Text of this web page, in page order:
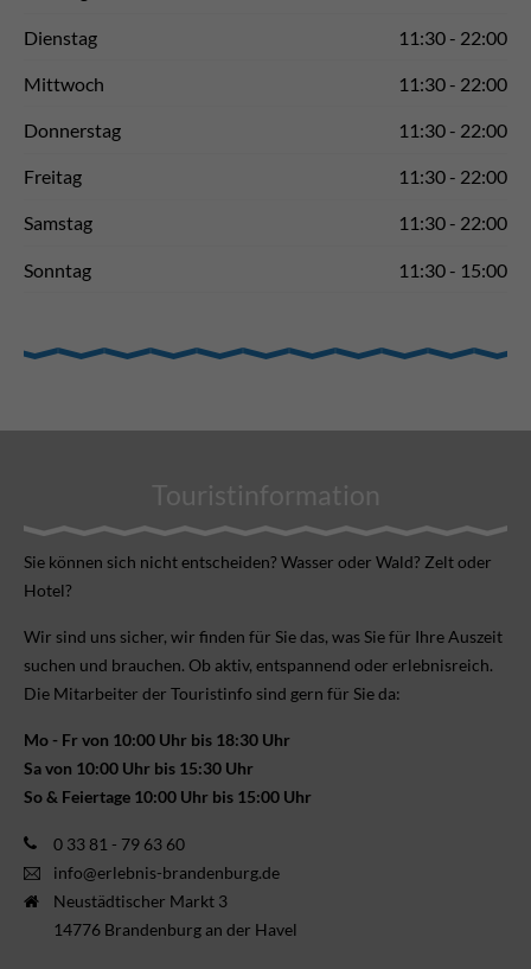
Dienstag 11:30 - 22:00
Mittwoch 11:30 - 22:00
Donnerstag 11:30 - 22:00
Freitag 11:30 - 22:00
Samstag 11:30 - 22:00
Sonntag 11:30 - 15:00
Touristinformation
Sie können sich nicht ent­scheiden? Wasser oder Wald? Zelt oder
Hotel?
Wir sind uns sicher, wir finden für Sie das, was Sie für Ihre Aus­zeit
suchen und brauchen. Ob aktiv, ent­spannend oder erlebnis­reich.
Die Mitarbeiter der Touristinfo sind gern für Sie da:
Mo - Fr von 10:00 Uhr bis 18:30 Uhr
Sa von 10:00 Uhr bis 15:30 Uhr
So & Feiertage 10:00 Uhr bis 15:00 Uhr
0 33 81 - 79 63 60
info@erlebnis-brandenburg.de
Neustädtischer Markt 3
14776 Brandenburg an der Havel